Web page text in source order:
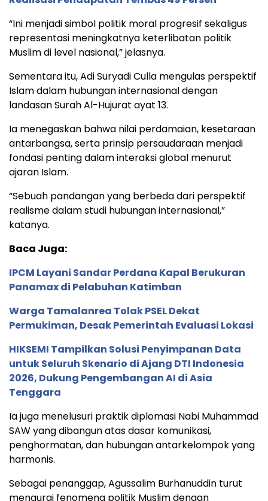
“Ini menjadi simbol politik moral progresif sekaligus
representasi meningkatnya keterlibatan politik
Muslim di level nasional,” jelasnya.
Sementara itu, Adi Suryadi Culla mengulas perspektif
Islam dalam hubungan internasional dengan
landasan Surah Al-Hujurat ayat 13.
Ia menegaskan bahwa nilai perdamaian, kesetaraan
antarbangsa, serta prinsip persaudaraan menjadi
fondasi penting dalam interaksi global menurut
ajaran Islam.
“Sebuah pandangan yang berbeda dari perspektif
realisme dalam studi hubungan internasional,”
katanya.
Baca Juga:
IPCM Layani Sandar Perdana Kapal Berukuran
Panamax di Pelabuhan Katimban
Warga Tamalanrea Tolak PSEL Dekat
Permukiman, Desak Pemerintah Evaluasi Lokasi
HIKSEMI Tampilkan Solusi Penyimpanan Data
untuk Seluruh Skenario di Ajang DTI Indonesia
2026, Dukung Pengembangan AI di Asia
Tenggara
Ia juga menelusuri praktik diplomasi Nabi Muhammad
SAW yang dibangun atas dasar komunikasi,
penghormatan, dan hubungan antarkelompok yang
harmonis.
Sebagai penanggap, Agussalim Burhanuddin turut
mengurai fenomena politik Muslim dengan